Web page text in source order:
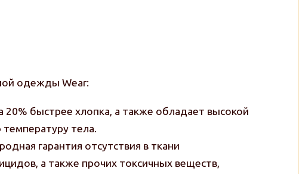
одежды Wear:
20% быстрее хлопка, а также обладает высокой
тела.
гарантия отсутствия в ткани
а также прочих токсичных веществ,